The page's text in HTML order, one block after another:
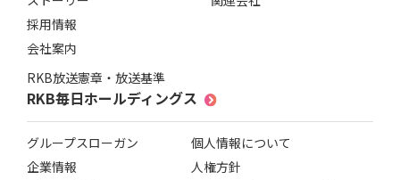
採用情報
会社案内
RKB放送憲章・放送基準
RKB毎日ホールディングス
グループスローガン
企業情報
個人情報について
人権方針